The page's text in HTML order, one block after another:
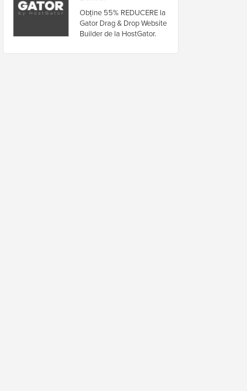
Obține 55% REDUCERE la
Gator Drag & Drop Website
Builder de la HostGator.